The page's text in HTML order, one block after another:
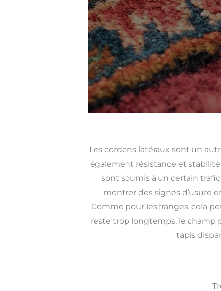
Les cordons latéraux sont un
également résistance et
sont soumis à un certain
montrer des signes d’usure
Comme pour les franges, cela
reste trop longtemps, le champ
tapis